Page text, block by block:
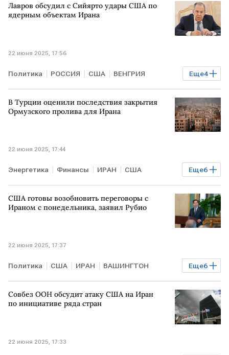
Федеральное собрание
Лавров обсудил с Сийярто удары США по
ядерным объектам Ирана
22 июня 2025, 17:56
Еще4
Политика РОССИЯ США ВЕНГРИЯ
Сергей Лавров Петер Сийярто МИД РФ
ИРАН
В Турции оценили последствия закрытия
Ормузского пролива для Ирана
22 июня 2025, 17:44
Еще6
Энергетика Финансы ИРАН США
Ормузский пролив Дональд Трамп
Антониу Гутерреш ООН МИД МАГАТЭ
США готовы возобновить переговоры с
Ираном с понедельника, заявил Рубио
22 июня 2025, 17:37
Еще6
Политика США ИРАН ВАШИНГТОН
Марко Рубио Дональд Трамп
Антониу Гутерреш ООН
Совбез ООН обсудит атаку США на Иран
по инициативе ряда стран
22 июня 2025, 17:33